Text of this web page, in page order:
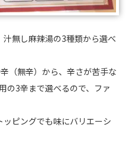
無し麻辣湯の3種類から選べ
（無辛）から、辛さが苦手な
の3辛まで選べるので、ファ
ピングでも味にバリエーシ